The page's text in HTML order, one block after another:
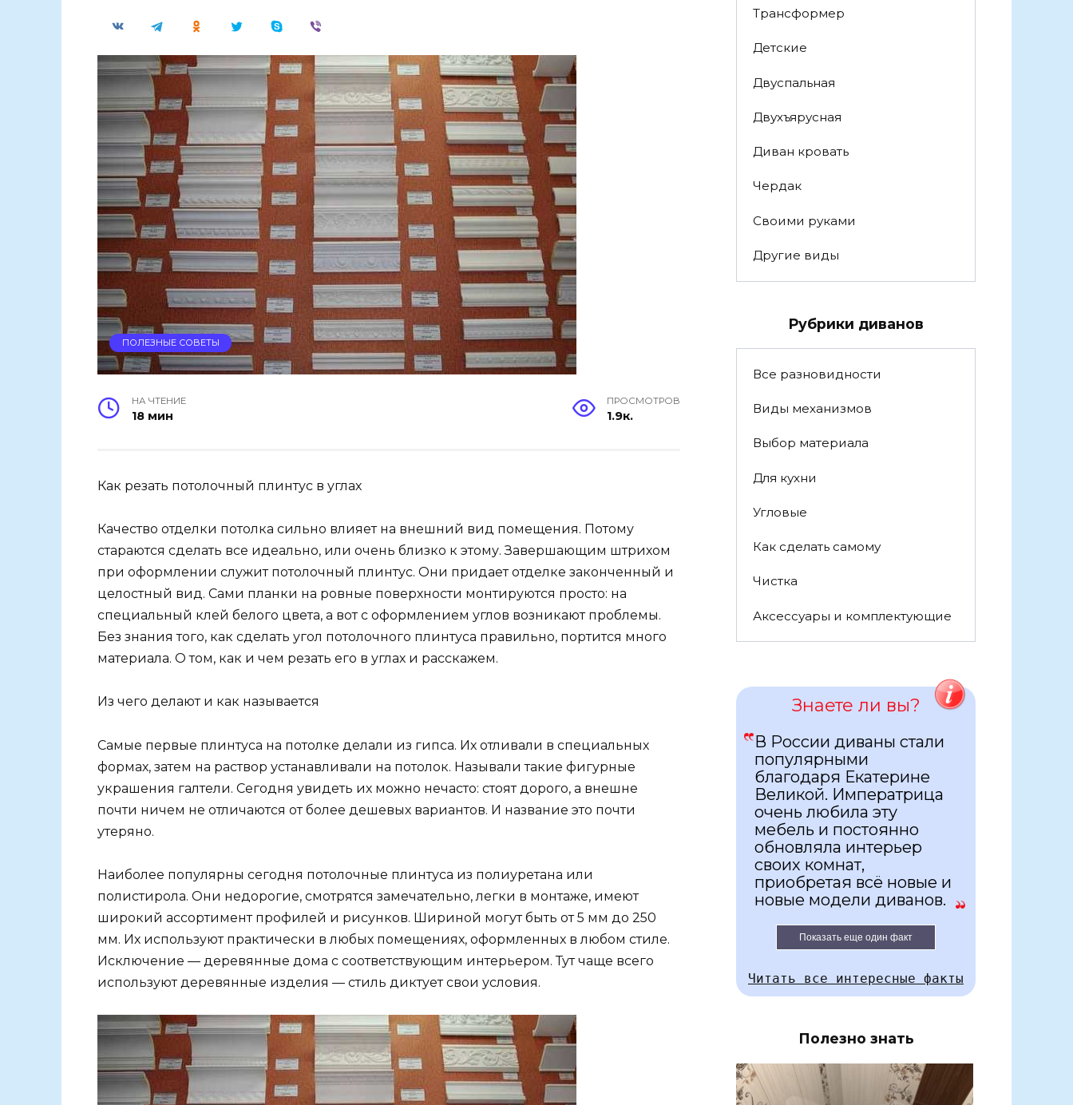
ПОЛЕЗНЫЕ СОВЕТЫ
НА ЧТЕНИЕ
18 мин
ПРОСМОТРОВ
1.9к.
Как резать потолочный плинтус в углах
Качество отделки потолка сильно влияет на внешний вид помещения. Потому
стараются сделать все идеально, или очень близко к этому. Завершающим штрихом
при оформлении служит потолочный плинтус. Они придает отделке законченный и
целостный вид. Сами планки на ровные поверхности монтируются просто: на
специальный клей белого цвета, а вот с оформлением углов возникают проблемы.
Без знания того, как сделать угол потолочного плинтуса правильно, портится много
материала. О том, как и чем резать его в углах и расскажем.
Из чего делают и как называется
Самые первые плинтуса на потолке делали из гипса. Их отливали в специальных
формах, затем на раствор устанавливали на потолок. Называли такие фигурные
украшения галтели. Сегодня увидеть их можно нечасто: стоят дорого, а внешне
почти ничем не отличаются от более дешевых вариантов. И название это почти
утеряно.
Наиболее популярны сегодня потолочные плинтуса из полиуретана или
полистирола. Они недорогие, смотрятся замечательно, легки в монтаже, имеют
широкий ассортимент профилей и рисунков. Шириной могут быть от 5 мм до 250
мм. Их используют практически в любых помещениях, оформленных в любом стиле.
Исключение — деревянные дома с соответствующим интерьером. Тут чаще всего
используют деревянные изделия — стиль диктует свои условия.
Трансформер
Детские
Двуспальная
Двухъярусная
Диван кровать
Чердак
Своими руками
Другие виды
Рубрики диванов
Все разновидности
Виды механизмов
Выбор материала
Для кухни
Угловые
Как сделать самому
Чистка
Аксессуары и комплектующие
Знаете ли вы?
В России диваны стали
популярными
благодаря Екатерине
Великой. Императрица
очень любила эту
мебель и постоянно
обновляла интерьер
своих комнат,
приобретая всё новые и
новые модели диванов.
Показать еще один факт
Читать все интересные факты
Полезно знать